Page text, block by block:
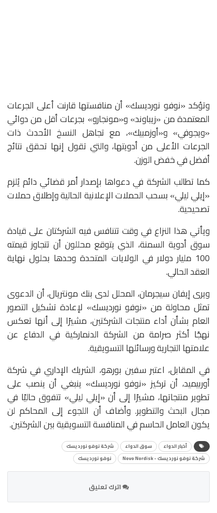
وتؤكد «نوفو نورديسك» أن منافستها قارنت أعلى الجرعات
المعتمدة من «زيباوند» و«مونجارو» بجرعات أقل من دوائي
«ويجوفي» و«أوزمبيك»، مع تجاهل النسخ الأحدث ذات
الجرعات الأعلى من أدويتها، والتي تقول إنها تحقق نتائج
أفضل في خفض الوزن.
كما تطالب الشركة في دعواها بإصدار أمر قضائي دائم يُلزم
«إيلي ليلي» بسحب الحملات الإعلانية الحالية وإطلاق حملات
تصحيحية.
ويأتي هذا النزاع في وقت تتنافس فيه الشركتان على قيادة
سوق أدوية السمنة، الذي يتوقع محللون أن تتجاوز قيمته
100 مليار دولار في الولايات المتحدة وحدها بحلول نهاية
العقد الحالي.
ويرى إيفان سيجرمان، المحلل لدى بنك مونتريال، أن الدعوى
تمثل محاولة من «نوفو نورديسك» لإعادة تشكيل التصور
العام بشأن أداء منتجات الشركتين، مشيرًا إلى أنها تعكس
نهجًا أكثر صرامة من الشركة الدنماركية في الدفاع عن
علامتها التجارية ورسائلها التسويقية.
في المقابل، اعتبر سفين بورهو، الشريك الإداري في شركة
أوربيميد، أن تركيز «نوفو نورديسك» ينبغي أن ينصب على
تطوير منتجاتها، مشيرًا إلى أن «إيلي ليلي» تتفوق حاليًا في
مجال البحث والتطوير. وأضاف أن اللجوء إلى المحاكم لن
يكون العامل الحاسم في المنافسة التسويقية بين الشركتين.
أخبار الدواء سوق الدواء
شركة نوفو نورديسك
شركة نوفو نورديسك - Novo Nordisk
نوفو نورديسك
اترك تعليق